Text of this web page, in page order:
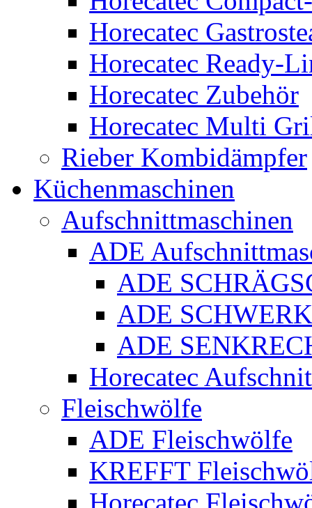
Horecatec
Horecatec Ready-
Horecatec Zubehör
Horecatec Multi
Rieber Kombidämpfer
Küchenmaschinen
Aufschnittmaschinen
ADE
ADE
ADE
ADE
Horecatec
Fleischwölfe
ADE Fleischwölfe
KREFFT